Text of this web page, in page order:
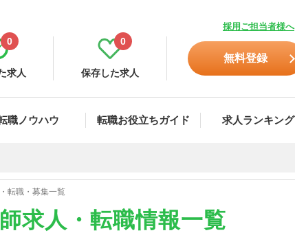
採用ご担当者様へ
求人
0
保存した求人
0
無料登録
職ノウハウ 転職お役立ちガイド 求人ランキング
転職・募集一覧
求人・転職情報一覧